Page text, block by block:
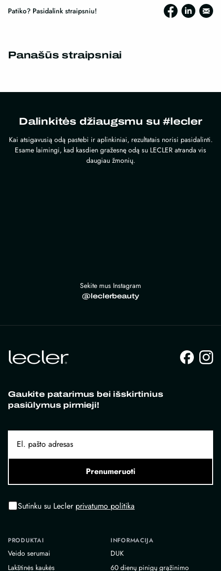
Patiko? Pasidalink straipsniu!
Panašūs straipsniai
Dalinkitės džiaugsmu su #lecler
Kai atsigavusią odą pastebi ir aplinkiniai, rezultatais norisi pasidalinti.
Esame laimingi, kad kasdien gražesnę odą su LECLER atranda vis
daugiau žmonių.
Sekite mus Instagram
@leclerbeauty
Gaukite patarimus bei išskirtinius
pasiūlymus pirmieji!
Prenumeruoti
Sutinku su Lecler privatumo politika
PRODUKTAI
Veido serumai
Lakštinės kaukės
INFORMACIJA
DUK
60 dienų pinigų grąžinimo